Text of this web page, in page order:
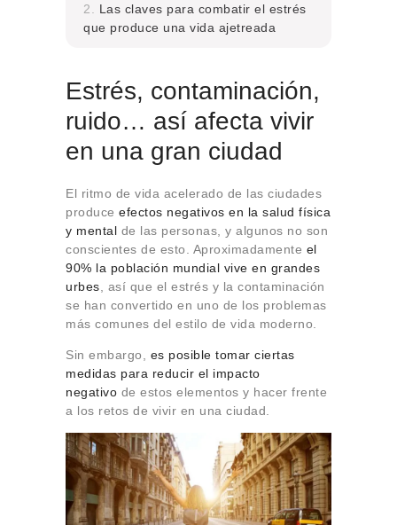
Las claves para combatir el estrés
que produce una vida ajetreada
Estrés, contaminación,
ruido… así afecta vivir
en una gran ciudad
El ritmo de vida acelerado de las ciudades
produce efectos negativos en la salud física
y mental de las personas, y algunos no son
conscientes de esto. Aproximadamente el
90% la población mundial vive en grandes
urbes , así que el estrés y la contaminación
se han convertido en uno de los problemas
más comunes del estilo de vida moderno.
Sin embargo,
es posible tomar ciertas
medidas para reducir el impacto
negativo de estos elementos y hacer frente
a los retos de vivir en una ciudad.